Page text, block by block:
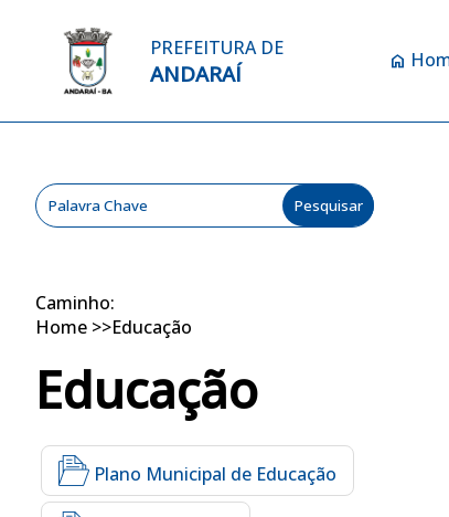
PREFEITURA DE
ANDARAÍ home
Caminho:
Home >>Educação
Educação
Plano Municipal de Educação